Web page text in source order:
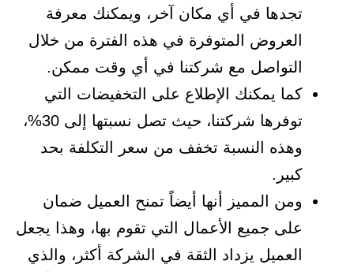
تجدها في أي مكان آخر، ويمكنك معرفة
العروض المتوفرة في هذه الفترة من خلال
التواصل مع شركتنا في أي وقت ممكن.
كما يمكنك الإطلاع على التخفيضات التي
توفرها شركتنا، حيث تصل نسبتها إلى 30%،
وهذه النسبة تخفف من سعر التكلفة بحد
كبير.
ومن المميز أنها أيضاً تمنح العميل ضمان
على جميع الأعمال التي تقوم بها، وهذا يجعل
العميل يزداد الثقة في الشركة أكثر، والذي